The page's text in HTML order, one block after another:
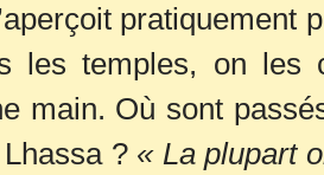
pratiquement
les temples, on les
main. Où sont
? « La plupart